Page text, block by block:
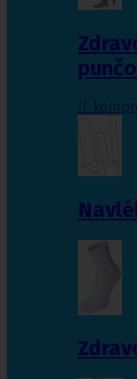
II.